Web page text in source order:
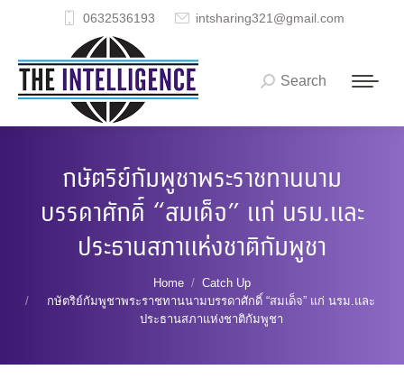
0632536193 intsharing321@gmail.com
Search:
Search
กษัตริย์กัมพูชาพระราชทานนาม
บรรดาศักดิ์ “สมเด็จ” แก่ นรม.และ
ประธานสภาแห่งชาติกัมพูชา
Home
Catch Up
กษัตริย์กัมพูชาพระราชทานนามบรรดาศักดิ์ “สมเด็จ” แก่ นรม.และ
ประธานสภาแห่งชาติกัมพูชา